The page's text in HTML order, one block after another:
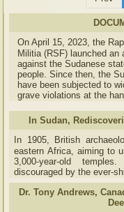
On April 15, 2023, the
Militia (RSF) launched an
against the Sudanese
people. Since then, the
have been subjected to
grave violations at the
In Sudan,
In 1905, British
eastern Africa, aiming to
3,000-year-old
discouraged by the ever-
Dr. Tony Andrews,